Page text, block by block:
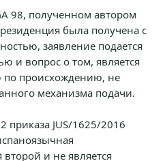
98, полученном автором
была получена с
заявление подается
и вопрос о том, является
происхождению, не
механизма подачи.
приказа JUS/1625/2016
второй и не является